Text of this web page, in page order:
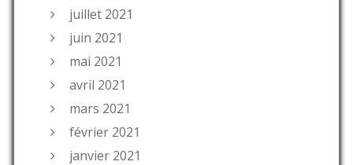
juillet 2021
juin 2021
mai 2021
avril 2021
mars 2021
février 2021
janvier 2021